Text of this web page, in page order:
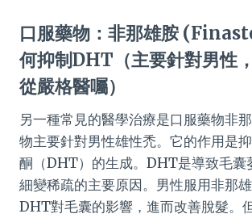
口服藥物：非那雄胺
何抑制DHT（主要針對男性
從嚴格醫囑）
另一種常見的醫學治療是口服藥物非
物主要針對男性雄性禿。它的作用是
酮（DHT）的生成。DHT是導致毛囊
細變稀疏的主要原因。男性服用非那
DHT對毛囊的影響，進而改善脫髮。